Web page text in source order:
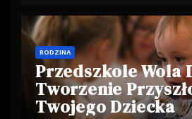
RODZINA
Przedszkole Wola
Tworzenie
Twojego Dziecka